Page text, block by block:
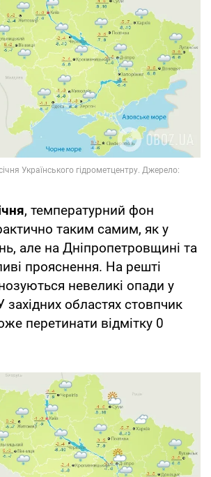
, температурний фон
таким самим, як у
але на Дніпропетровщині та
прояснення. На решті
невеликі опади у
західних областях стовпчик
перетинати відмітку 0